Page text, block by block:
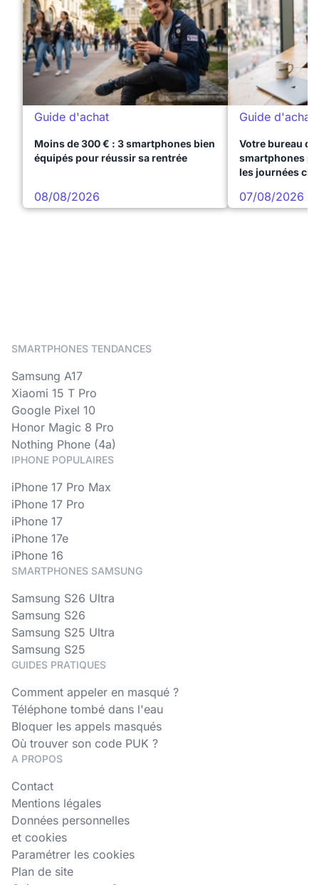
Guide d'achat
Moins de 300 € : 3 smartphones bien
équipés pour réussir sa rentrée
08/08/2026
Guide d'achat
Votre bureau
smartphones
les journées
07/08/2026
SMARTPHONES TENDANCES
Samsung A17
Xiaomi 15 T Pro
Google Pixel 10
Honor Magic 8 Pro
Nothing Phone (4a)
IPHONE POPULAIRES
iPhone 17 Pro Max
iPhone 17 Pro
iPhone 17
iPhone 17e
iPhone 16
SMARTPHONES SAMSUNG
Samsung S26 Ultra
Samsung S26
Samsung S25 Ultra
Samsung S25
GUIDES PRATIQUES
Comment appeler en masqué ?
Téléphone tombé dans l'eau
Bloquer les appels masqués
Où trouver son code PUK ?
A PROPOS
Contact
Mentions légales
Données personnelles
et cookies
Paramétrer les cookies
Plan de site